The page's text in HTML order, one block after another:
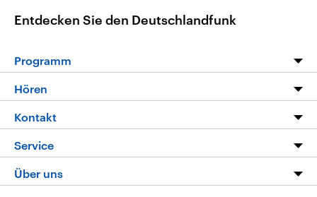
Entdecken Sie den Deutschlandfunk
Programm
Programm
Die Nachrichten
Nachrichtenleicht
Neue Beiträge auf dlf.de
Hören
Livestream
Podcasts
Deutschlandfunk App
Kontakt
Hörerservice
Service
FAQ
Über uns